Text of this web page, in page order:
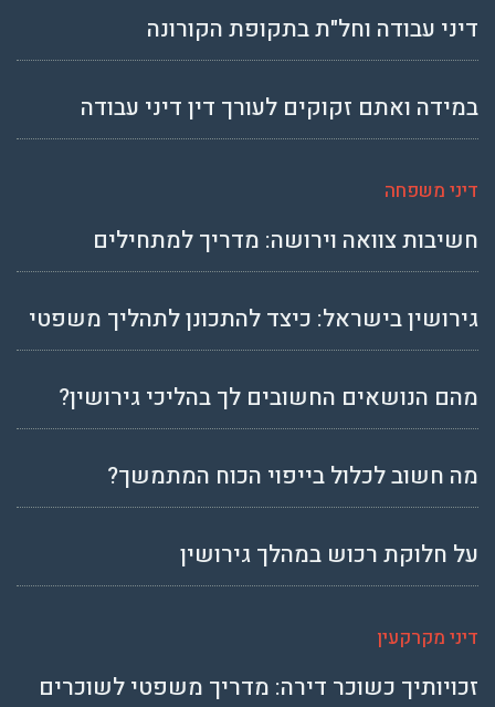
דיני עבודה וחל"ת בתקופת הקורונה
במידה ואתם זקוקים לעורך דין דיני עבודה
דיני משפחה
חשיבות צוואה וירושה: מדריך למתחילים
גירושין בישראל: כיצד להתכונן לתהליך משפטי
מהם הנושאים החשובים לך בהליכי גירושין?
מה חשוב לכלול בייפוי הכוח המתמשך?
על חלוקת רכוש במהלך גירושין
דיני מקרקעין
זכויותיך כשוכר דירה: מדריך משפטי לשוכרים